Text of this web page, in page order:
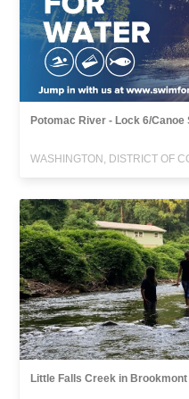
Potomac River - Lock 6/Canoe
WASHINGTON, DISTRICT OF
Little Falls Creek in Brookmont